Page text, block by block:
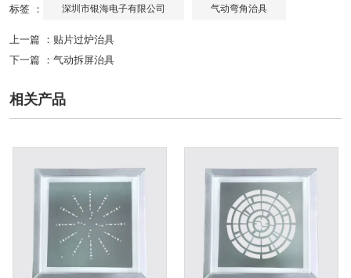
标签 ： 深圳市银海电子有限公司 气动弯角治具
上一篇 ： 贴片过炉治具
下一篇 ： 气动拆屏治具
相关产品